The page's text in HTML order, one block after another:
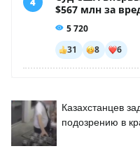
Казахстанцев
подозрению в